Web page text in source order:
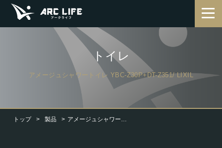
トップ 製品 アメージュシャワートイレ YBC-Z30P+DT-Z351
トイレ
アメージュシャワートイレ YBC-Z30P+DT-Z351/ LIXIL